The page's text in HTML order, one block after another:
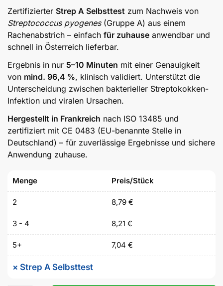
Zertifizierter Strep A Selbsttest zum Nachweis von
Streptococcus pyogenes(Gruppe A) aus einem
Rachenabstrich – einfach für zuhause anwendbar und
schnell in Österreich lieferbar.
Ergebnis in nur 5–10 Minuten mit einer Genauigkeit
von mind. 96,4 %, klinisch validiert. Unterstützt die
Unterscheidung zwischen bakterieller Streptokokken-
Infektion und viralen Ursachen.
Hergestellt in Frankreich nach ISO 13485 und
zertifiziert mit CE 0483 (EU-benannte Stelle in
Deutschland) – für zuverlässige Ergebnisse und sichere
Anwendung zuhause.
Menge Preis/Stück
2 8,79 €
3 - 4 8,21 €
5+ 7,04 €
× Strep A Selbsttest